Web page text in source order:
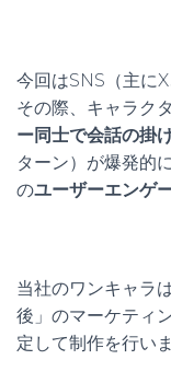
今回はSNS（主に
その際、キャラク
ー同士で会話の掛
ターン）が爆発的
のユーザーエンゲ
当社のワンキャラ
後」のマーケティ
定して制作を行いま